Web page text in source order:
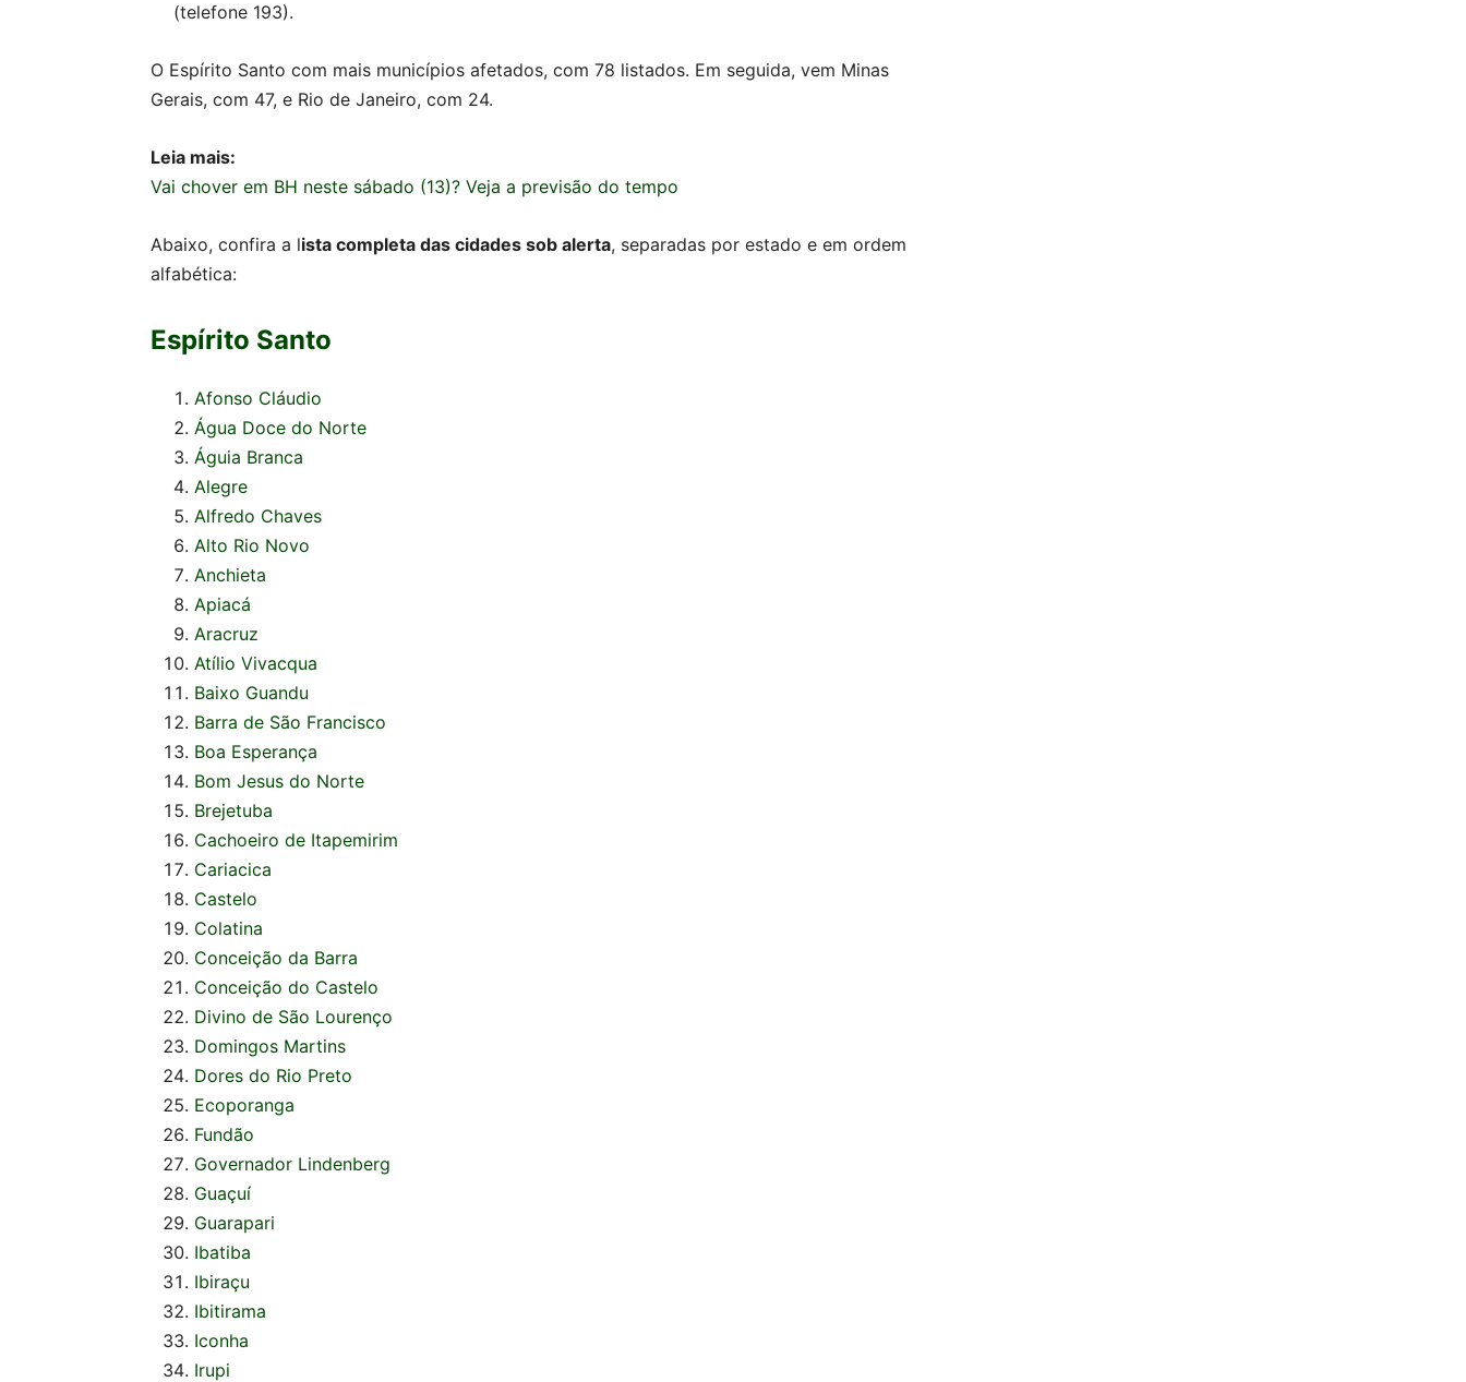
(telefone 193).
O Espírito Santo com mais municípios afetados, com 78 listados. Em seguida, vem Minas
Gerais, com 47, e Rio de Janeiro, com 24.
Leia mais:
Vai chover em BH neste sábado (13)? Veja a previsão do tempo
Abaixo, confira a lista completa das cidades sob alerta, separadas por estado e em ordem
alfabética:
Espírito Santo
Afonso Cláudio
Água Doce do Norte
Águia Branca
Alegre
Alfredo Chaves
Alto Rio Novo
Anchieta
Apiacá
Aracruz
Atílio Vivacqua
Baixo Guandu
Barra de São Francisco
Boa Esperança
Bom Jesus do Norte
Brejetuba
Cachoeiro de Itapemirim
Cariacica
Castelo
Colatina
Conceição da Barra
Conceição do Castelo
Divino de São Lourenço
Domingos Martins
Dores do Rio Preto
Ecoporanga
Fundão
Governador Lindenberg
Guaçuí
Guarapari
Ibatiba
Ibiraçu
Ibitirama
Iconha
Irupi